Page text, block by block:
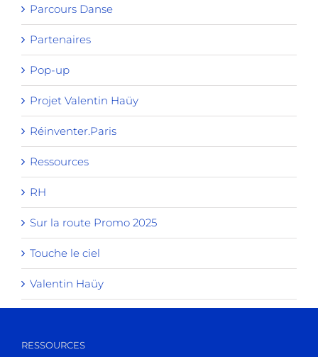
Parcours Danse
Partenaires
Pop-up
Projet Valentin Haüy
Réinventer.Paris
Ressources
RH
Sur la route Promo 2025
Touche le ciel
Valentin Haüy
RESSOURCES